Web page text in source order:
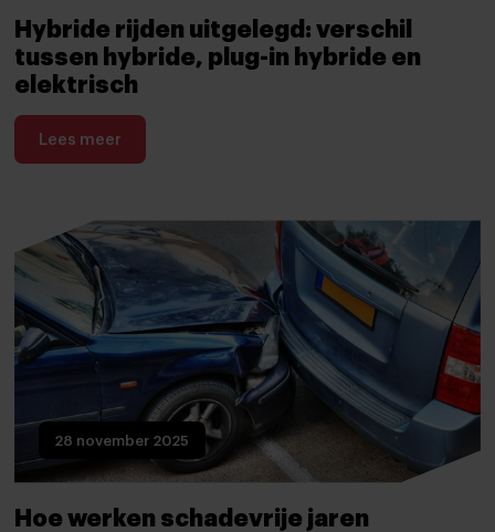
Hybride rijden uitgelegd: verschil
tussen hybride, plug-in hybride en
elektrisch
Lees meer
28 november 2025
Hoe werken schadevrije jaren